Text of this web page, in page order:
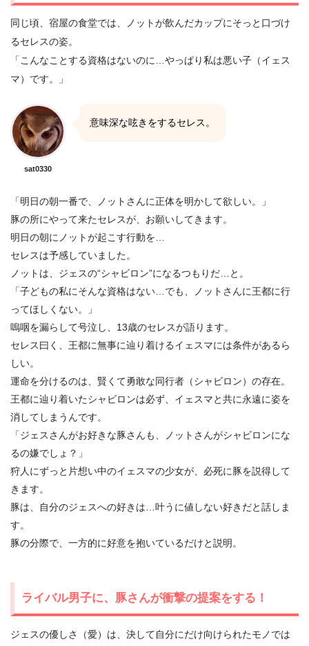
同じ頃、宿屋の食堂では、ノットが飲んだカップにそっと口づけ
るセレスの姿。
「こんなことする資格はないのに…やっぱり私は悪い子（イェス
マ）です。」
sat0330
意味深な呟きをするセレス。
「明日の朝一番で、ノットさんに正体を明かして欲しい。」
豚の所にやって来たセレスが、お願いしてきます。
明日の朝にノットが起こす行動を…
セレスは予感していました。
ノットは、ジェスの“シャビロン”になるつもりだ…と。
「子どもの私にそんな資格はない…でも、ノットさんに王都に行
ってほしくない。」
嗚咽を漏らして号泣し、13歳のセレスが語ります。
セレス曰く、王都に無事に辿り着けるイェスマには条件があるら
しい。
運命を分けるのは、賢くて勇敢な同行者（シャビロン）の存在。
王都に辿り着いたシャビロンは必ず、イェスマと共に永遠に姿を
消してしまうんです。
「ジェスさんがお好きな豚さんも、ノットさんがシャビロンにな
るの嫌でしょ？」
狩人にずっと片想い中のイェスマの少女が、必死に豚を説得して
きます。
豚は、自分のジェスへの好きは…叶うに値しない好きだと話しま
す。
豚の分際で、一方的に好意を抱いているだけと説明。
ライバル男子に、豚さんが衝撃の提案をする！
ジェスの優しさ（愛）は、決して自分にだけ向けられたモノでは